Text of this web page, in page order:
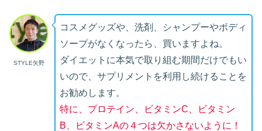
STYLE矢野
コスメグッズや、洗剤、シャンプーやボディ
ソープがなくなったら、買いますよね。
ダイエットに本気で取り組む期間だけでもい
いので、サプリメントを利用し続けることを
お勧めします。
特に、プロテイン、ビタミンC、ビタミン
B、ビタミンAの４つは欠かさないように！